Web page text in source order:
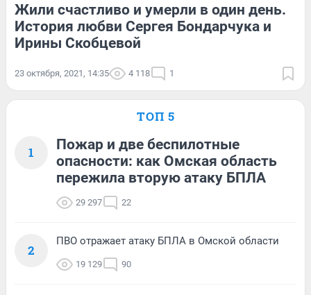
Жили счастливо и умерли в один день.
История любви Сергея Бондарчука и
Ирины Скобцевой
23 октября, 2021, 14:35 4 118 1
ТОП 5
1
Пожар и две беспилотные
опасности: как Омская область
пережила вторую атаку БПЛА
29 297 22
2
ПВО отражает атаку БПЛА в Омской области
19 129 90